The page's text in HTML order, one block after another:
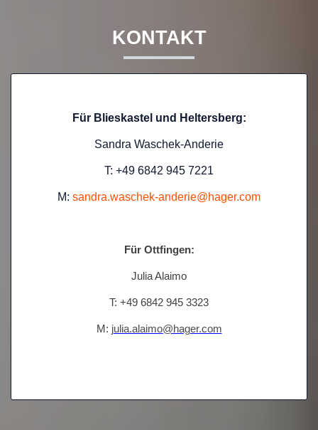
KONTAKT
Für Blieskastel und Heltersberg:
Sandra Waschek-Anderie
T: +49 6842 945 7221
M: sandra.waschek-anderie@hager.com
Für Ottfingen:
Julia Alaimo
T: +49 6842 945 3323
M: julia.alaimo@hager.com